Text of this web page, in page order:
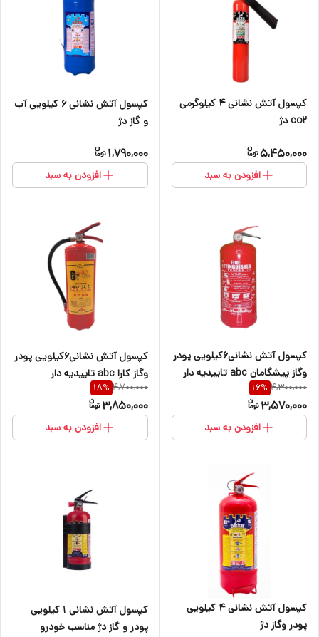
کپسول آتش نشانی ۴ کیلوگرمی
co2 دژ
5,450,000
افزودن به سبد
کپسول آتش نشانی ۶ کیلویی آب
و گاز دژ
1,790,000
افزودن به سبد
کپسول آتش نشانی۶کیلویی پودر
وگاز پیشگامان abc تاییدیه دار
4,300,000
16%
3,570,000
افزودن به سبد
کپسول آتش نشانی۶کیلویی پودر
وگاز کارا abc تاییدیه دار
4,700,000
18%
3,850,000
افزودن به سبد
کپسول آتش نشانی ۴ کیلویی
پودر وگاز دژ
کپسول آتش نشانی ۱ کیلویی
پودر و گاز دژ مناسب خودرو